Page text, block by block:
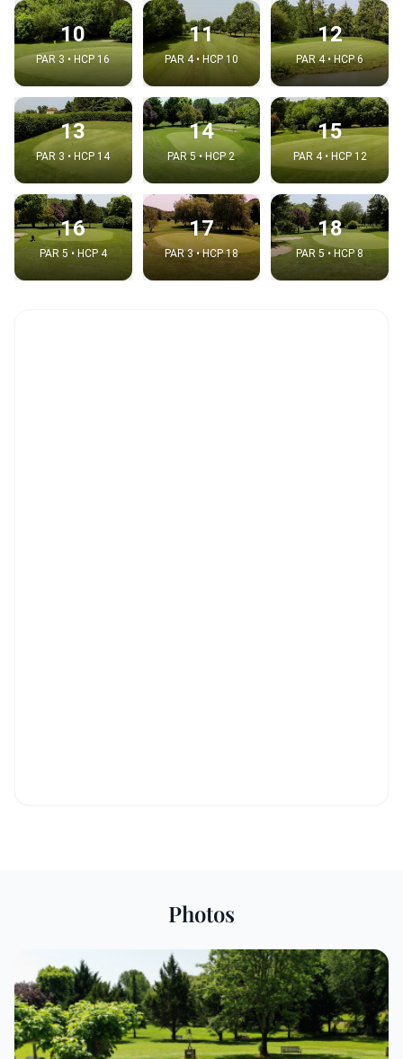
10
PAR 3 • HCP 16
11
PAR 4 • HCP 10
12
PAR 4 • HCP 6
13
PAR 3 • HCP 14
14
PAR 5 • HCP 2
15
PAR 4 • HCP 12
16
PAR 5 • HCP 4
17
PAR 3 • HCP 18
18
PAR 5 • HCP 8
Photos